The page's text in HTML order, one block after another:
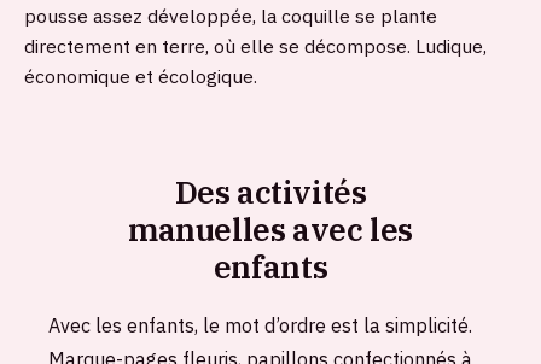
pousse assez développée, la coquille se plante
directement en terre, où elle se décompose. Ludique,
économique et écologique.
Des activités
manuelles avec les
enfants
Avec les enfants, le mot d’ordre est la simplicité.
Marque-pages fleuris, papillons confectionnés à